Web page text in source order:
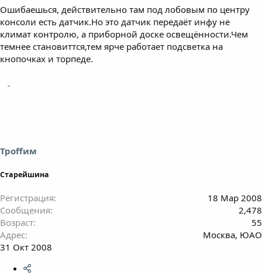
Ошибаешься, действительно там под лобовым по центру
консоли есть датчик.Но это датчик передаёт инфу не
климат контролю, а приборной доске освещённости.Чем
темнее становиттся,тем ярче работает подсветка на
кнопочках и торпеде.
Троffим
Старейшина
Регистрация
18 Мар 2008
Сообщения
2,478
Возраст
55
Адрес
Москва, ЮАО
31 Окт 2008